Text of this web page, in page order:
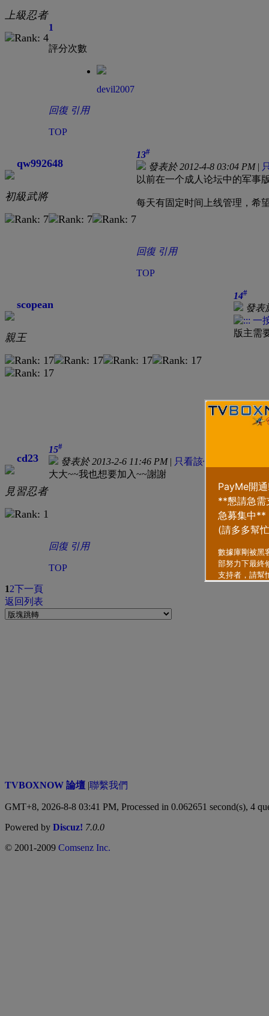
上級忍者
1
評分次數
devil2007
回復 引用
TOP
qw992648
初級武將
13#
發表於 2012-4-8 03:04 PM|
以前在一个成人论坛中的军事
每天有固定时间上线管理，希
回復 引用
TOP
scopean
親王
14#
發表
版主需
回復 引
cd23
見習忍者
15#
發表於 2013-2-6 11:46 PM| 只看該作者
大大~~我也想要加入~~謝謝
回復 引用
TOP
12下一頁
返回列表
TVBOXNOW 論壇 |聯繫我們
GMT+8, 2026-8-8 03:41 PM, Processed in 0.062651 second(s), 4
Powered by Discuz! 7.0.0
© 2001-2009 Comsenz Inc.